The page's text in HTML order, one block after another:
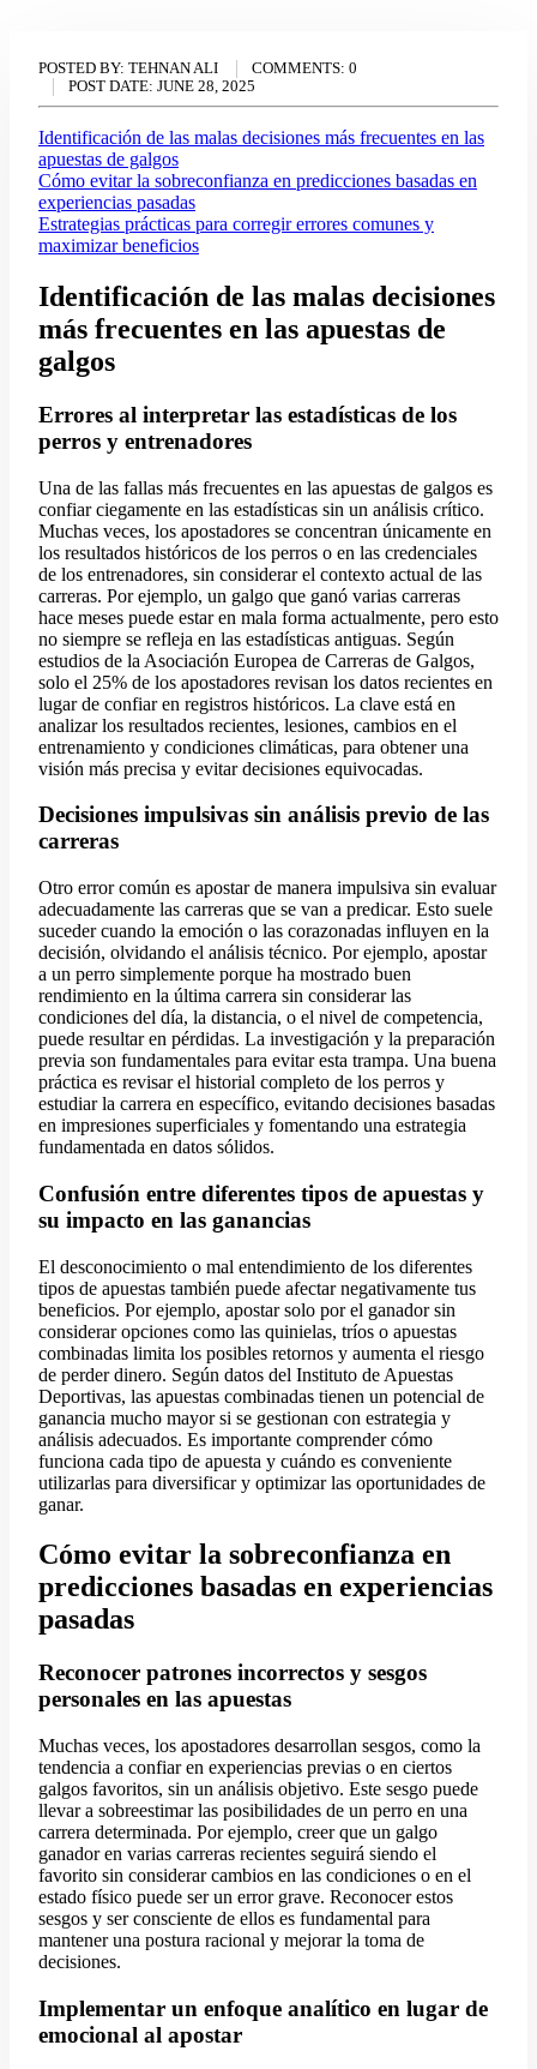
POSTED BY: TEHNAN ALI COMMENTS: 0
POST DATE: JUNE 28, 2025
Identificación de las malas decisiones más frecuentes en las
apuestas de galgos
Cómo evitar la sobreconfianza en predicciones basadas en
experiencias pasadas
Estrategias prácticas para corregir errores comunes y
maximizar beneficios
Identificación de las malas decisiones
más frecuentes en las apuestas de
galgos
Errores al interpretar las estadísticas de los
perros y entrenadores
Una de las fallas más frecuentes en las apuestas de galgos es
confiar ciegamente en las estadísticas sin un análisis crítico.
Muchas veces, los apostadores se concentran únicamente en
los resultados históricos de los perros o en las credenciales
de los entrenadores, sin considerar el contexto actual de las
carreras. Por ejemplo, un galgo que ganó varias carreras
hace meses puede estar en mala forma actualmente, pero esto
no siempre se refleja en las estadísticas antiguas. Según
estudios de la Asociación Europea de Carreras de Galgos,
solo el 25% de los apostadores revisan los datos recientes en
lugar de confiar en registros históricos. La clave está en
analizar los resultados recientes, lesiones, cambios en el
entrenamiento y condiciones climáticas, para obtener una
visión más precisa y evitar decisiones equivocadas.
Decisiones impulsivas sin análisis previo de las
carreras
Otro error común es apostar de manera impulsiva sin evaluar
adecuadamente las carreras que se van a predicar. Esto suele
suceder cuando la emoción o las corazonadas influyen en la
decisión, olvidando el análisis técnico. Por ejemplo, apostar
a un perro simplemente porque ha mostrado buen
rendimiento en la última carrera sin considerar las
condiciones del día, la distancia, o el nivel de competencia,
puede resultar en pérdidas. La investigación y la preparación
previa son fundamentales para evitar esta trampa. Una buena
práctica es revisar el historial completo de los perros y
estudiar la carrera en específico, evitando decisiones basadas
en impresiones superficiales y fomentando una estrategia
fundamentada en datos sólidos.
Confusión entre diferentes tipos de apuestas y
su impacto en las ganancias
El desconocimiento o mal entendimiento de los diferentes
tipos de apuestas también puede afectar negativamente tus
beneficios. Por ejemplo, apostar solo por el ganador sin
considerar opciones como las quinielas, tríos o apuestas
combinadas limita los posibles retornos y aumenta el riesgo
de perder dinero. Según datos del Instituto de Apuestas
Deportivas, las apuestas combinadas tienen un potencial de
ganancia mucho mayor si se gestionan con estrategia y
análisis adecuados. Es importante comprender cómo
funciona cada tipo de apuesta y cuándo es conveniente
utilizarlas para diversificar y optimizar las oportunidades de
ganar.
Cómo evitar la sobreconfianza en
predicciones basadas en experiencias
pasadas
Reconocer patrones incorrectos y sesgos
personales en las apuestas
Muchas veces, los apostadores desarrollan sesgos, como la
tendencia a confiar en experiencias previas o en ciertos
galgos favoritos, sin un análisis objetivo. Este sesgo puede
llevar a sobreestimar las posibilidades de un perro en una
carrera determinada. Por ejemplo, creer que un galgo
ganador en varias carreras recientes seguirá siendo el
favorito sin considerar cambios en las condiciones o en el
estado físico puede ser un error grave. Reconocer estos
sesgos y ser consciente de ellos es fundamental para
mantener una postura racional y mejorar la toma de
decisiones.
Implementar un enfoque analítico en lugar de
emocional al apostar